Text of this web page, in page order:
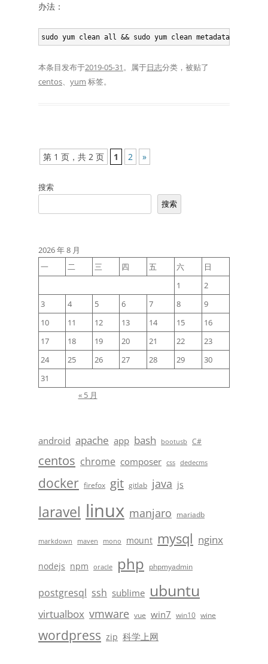
办法：
本条目发布于2019-05-31。属于日志分类，被贴了
centos、 yum 标签。
文
导
第 1 页，共 2 页 1 2 »
搜索
搜索
2026 年 8 月
一
二 三 四 五 六
日
1
2
3
4 5 6 7 8
9
10
11 12 13 14 15
16
17
18 19 20 21 22
23
24
25 26 27 28 29
30
31
« 5 月
android apache app bash bootusb C#
centos chrome composer css dedecms
docker firefox git gitlab java js
laravel linux manjaro mariadb
markdown maven mono mount mysql nginx
nodejs npm oracle php phpmyadmin
postgresql ssh sublime ubuntu
virtualbox vmware vue win7 win10 wine
wordpress zip 科学上网